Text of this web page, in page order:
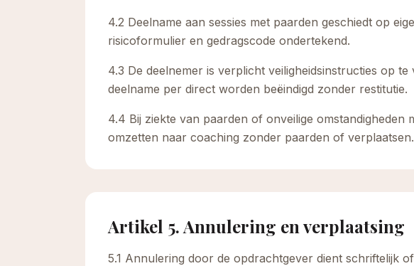
4.2 Deelname aan sessies met paarden geschiedt op
risicoformulier en gedragscode ondertekend.
4.3 De deelnemer is verplicht veiligheidsinstructies op te
deelname per direct worden beëindigd zonder restitutie.
4.4 Bij ziekte van paarden of onveilige omstandigheden
omzetten naar coaching zonder paarden of verplaatsen.
Artikel 5. Annulering en verplaatsing
5.1 Annulering door de opdrachtgever dient schriftelijk